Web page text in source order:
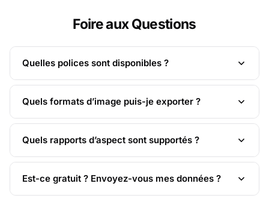
Foire aux Questions
Quelles polices sont disponibles ?
Quels formats d’image puis-je exporter ?
Quels rapports d’aspect sont supportés ?
Est-ce gratuit ? Envoyez-vous mes données ?